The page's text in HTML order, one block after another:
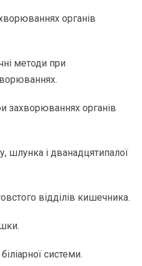
органів
методи при
захворюваннях органів
шлунка і дванадцятипалої
відділів кишечника.
системи.